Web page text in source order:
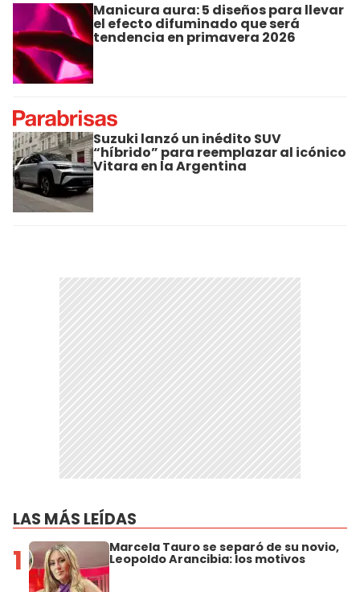
Manicura aura: 5 diseños para llevar
el efecto difuminado que será
tendencia en primavera 2026
Suzuki lanzó un inédito SUV
“híbrido” para reemplazar al icónico
Vitara en la Argentina
LAS MÁS LEÍDAS
1 Marcela Tauro se separó de su novio,
Leopoldo Arancibia: los motivos